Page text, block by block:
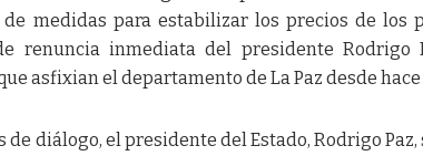
de medidas para estabilizar los precios de los
renuncia inmediata del presidente Rodrigo
asfixian el departamento de La Paz desde hace
de diálogo, el presidente del Estado, Rodrigo